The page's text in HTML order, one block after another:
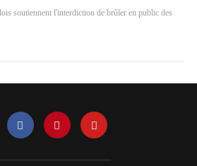
soutiennent l'interdiction de brûler en public des